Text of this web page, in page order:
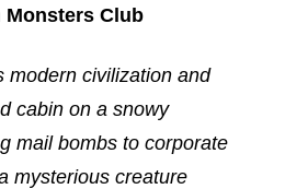
Monsters Club
modern civilization and
cabin on a snowy
mail bombs to corporate
mysterious creature